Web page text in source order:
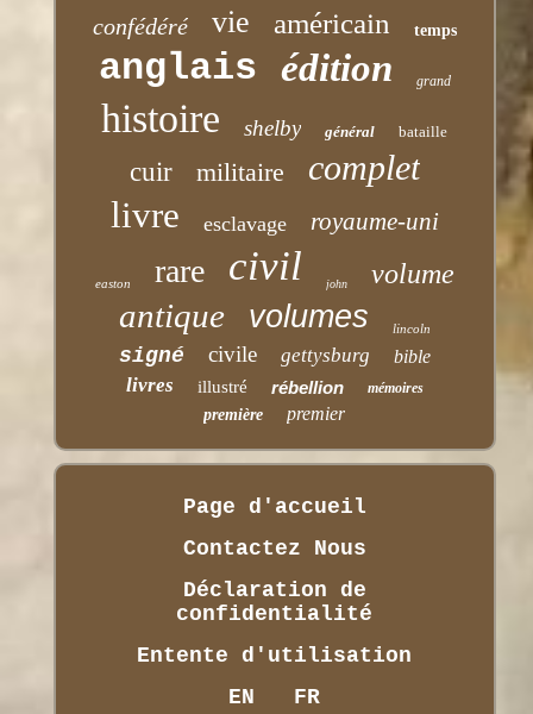
confédéré vie américain temps
anglais édition grand
histoire shelby général bataille
cuir militaire complet
livre esclavage royaume-uni
easton rare civil john volume
antique volumes lincoln
signé civile gettysburg bible
livres illustré rébellion mémoires
première premier
Page d'accueil
Contactez Nous
Déclaration de
confidentialité
Entente d'utilisation
EN
FR